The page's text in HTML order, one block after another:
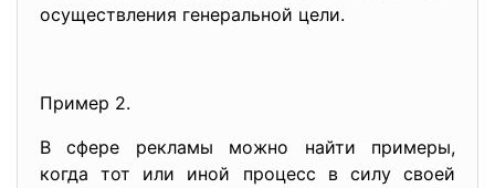
осуществления генеральной цели.
Пример 2.
В сфере рекламы можно найти примеры,
когда тот или иной процесс в силу своей